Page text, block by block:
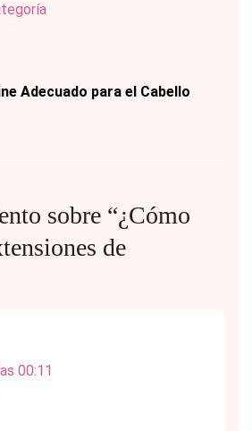
Adecuado para el Cabello
sobre “¿Cómo
de
00:11